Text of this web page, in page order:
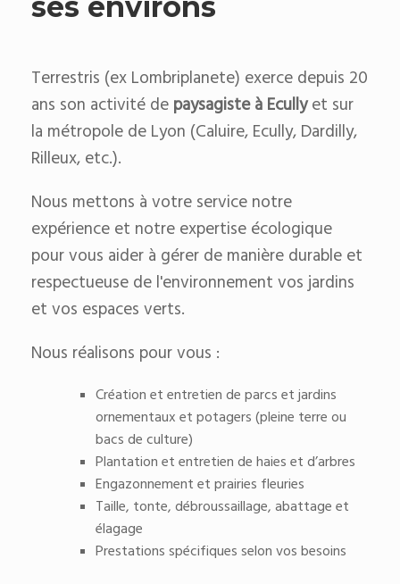
Terrestris (ex Lombriplanete) exerce depuis 20
ans son activité de paysagiste à Ecullyet sur
la métropole de Lyon (Caluire, Ecully, Dardilly,
Rilleux, etc.).
Nous mettons à votre service notre
expérience et notre expertise écologique
pour vous aider à gérer de manière durable et
respectueuse de l'environnement vos jardins
et vos espaces verts.
Nous réalisons pour vous :
Création et entretien de parcs et jardins
ornementaux et potagers (pleine terre ou
bacs de culture)
Plantation et entretien de haies et d’arbres
Engazonnement et prairies fleuries
Taille, tonte, débroussaillage, abattage et
élagage
Prestations spécifiques selon vos besoins